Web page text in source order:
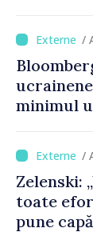
/
minimul
Rusia
/
Zelenski:
toate
pune